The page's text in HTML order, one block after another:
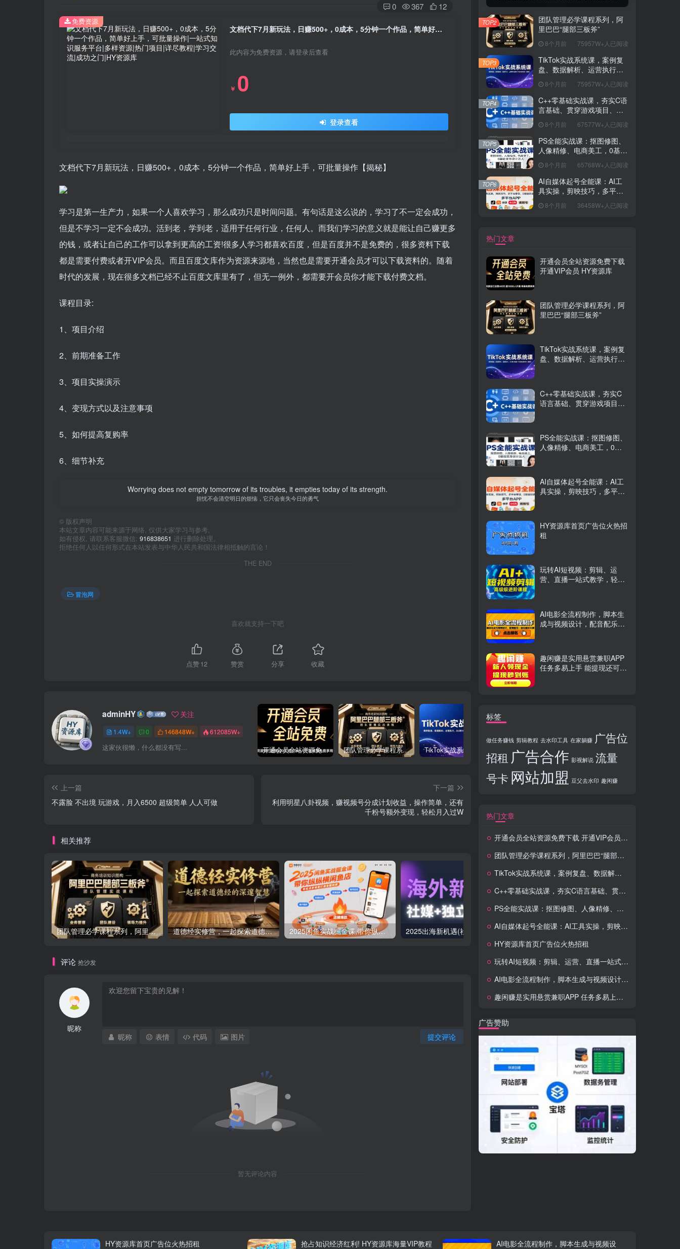
0 367 12
文档代下7月新玩法，日赚500+，0成本，5分钟一个作品，简单好上手，可批量操作
此内容为免费资源，请登录后查看
￥ 0
登录查看
免费资源
文档代下7月新玩法，日赚500+，0成本，5分钟一个作品，简单好上手，可批量操作【揭秘】
学习是第一生产力，如果一个人喜欢学习，那么成功只是时间问题。有句话是这么说的，学习了不一定会成功，
但是不学习一定不会成功。活到老，学到老，适用于任何行业，任何人。而我们学习的意义就是能让自己赚更多
的钱，或者让自己的工作可以拿到更高的工资!很多人学习都喜欢百度，但是百度并不是免费的，很多资料下载
都是需要付费或者开VIP会员。而且百度文库作为资源来源地，当然也是需要开通会员才可以下载资料的。随着
时代的发展，现在很多文档已经不止百度文库里有了，但无一例外，都需要开会员你才能下载付费文档。
课程目录:
1、项目介绍
2、前期准备工作
3、项目实操演示
4、变现方式以及注意事项
5、如何提高复购率
6、细节补充
Worrying does not empty tomorrow of its troubles, it empties today of its strength.
担忧不会清空明日的烦恼，它只会丧失今日的勇气
© 版权声明
本站文章内容可能来源于网络, 仅供大家学习与参考,
如有侵权, 请联系客服微信: 916838651 进行删除处理。
拒绝任何人以任何形式在本站发表与中华人民共和国法律相抵触的言论！
THE END
冒泡网
喜欢就支持一下吧
点赞12 赞赏 分享 收藏
adminHY 关注
1.4W+ 0 146848W+ 612085W+
这家伙很懒，什么都没有写... 开通会员全站资源免费下载 开通VIP会员 HY资源库 团队管理必学课程系列，阿里巴巴“腿部三板斧” C++零基础实战课，夯实C语言基础、贯穿游戏项目、掌握开发思维，学成可挑战月薪15K+岗位
上一篇
不露脸 不出境 玩游戏，月入6500 超级简单 人人可做
下一篇
利用明星八卦视频，赚视频号分成计划收益，操作简单，还有
千粉号额外变现，轻松月入过W
相关推荐
团队管理必学课程系列，阿里巴巴“腿部三板斧” 道德经实修营，一起探索道德经的深邃智慧 2025闲鱼实战掘金课,带你纵横闲鱼店,零起点多维度打造全能玩家 2025出海新机遇(社媒+独立站),海外新机遇,实现独立站的高效运营与出海 室内外AI设计课,一站式覆盖建筑,室内,景观,平面,展陈五大热门品类,解锁设计行业的全新可能
评论 抢沙发
昵称
提交评论
昵称 表情 代码 图片
暂无评论内容
团队管理必学课程系列，阿
里巴巴“腿部三板斧”
8个月前 75957W+人已阅读
TOP2
TikTok实战系统课，案例复
盘、数据解析、运营执行，
（更新）
8个月前 75957W+人已阅读
TOP3
C++零基础实战课，夯实C语
言基础、贯穿游戏项目、掌
薪15K+岗位
8个月前 67577W+人已阅读
TOP4
PS全能实战课：抠图修图、
人像精修、电商美工，0基础
8个月前 65768W+人已阅读
TOP5
AI自媒体起号全能课：AI工
具实操，剪映技巧，多平台
8个月前 36458W+人已阅读
TOP6
热门文章
开通会员全站资源免费下载
开通VIP会员 HY资源库
团队管理必学课程系列，阿
里巴巴“腿部三板斧”
TikTok实战系统课，案例复
盘、数据解析、运营执行，
C++零基础实战课，夯实C
语言基础、贯穿游戏项目、
PS全能实战课：抠图修图、
人像精修、电商美工，0基
AI自媒体起号全能课：AI工
具实操，剪映技巧，多平台
HY资源库首页广告位火热招
租
玩转AI短视频：剪辑、运
营、直播一站式教学，轻松
AI电影全流程制作，脚本生
成与视频设计，配音配乐一
趣闲赚是实用悬赏兼职APP
任务多易上手 能提现还可邀
标签
做任务赚钱 剪辑教程 去水印工具 在家躺赚 广告位
招租 广告合作 影视解说 流量
号卡 网站加盟 豆父去水印 趣闲赚
热门文章
开通会员全站资源免费下载 开通VIP会员 HY资源库
团队管理必学课程系列，阿里巴巴“腿部三板斧”
TikTok实战系统课，案例复盘、数据解析、运营执行，从0到1构建千万级电商体系（更新）
C++零基础实战课，夯实C语言基础、贯穿游戏项目、掌握开发思维，学成可挑战月薪15K+岗位
PS全能实战课：抠图修图、人像精修、电商美工，0基础变身设计达人
AI自媒体起号全能课：AI工具实操，剪映技巧，多平台带货，0基础快速变现
HY资源库首页广告位火热招租
玩转AI短视频：剪辑、运营、直播一站式教学，轻松打造流量神话
AI电影全流程制作，脚本生成与视频设计，配音配乐一体化解决方案
趣闲赚是实用悬赏兼职APP 任务多易上手 能提现还可邀友分成
广告赞助
HY资源库首页广告位火热招租
抢占知识经济红利! HY资源库海量VIP教程
AI电影全流程制作，脚本生成与视频设